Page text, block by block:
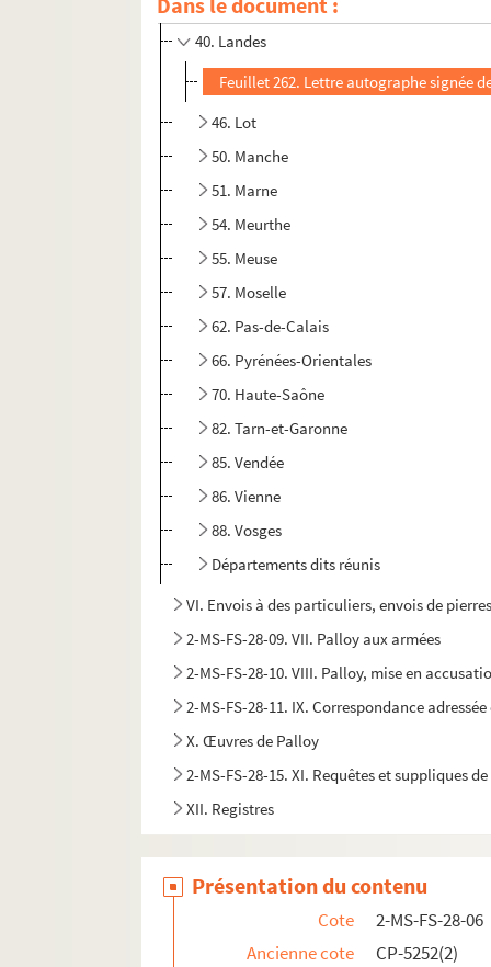
34. Hérault
40. Landes
Feuillet 262. Lettre autographe signée
46. Lot
50. Manche
51. Marne
54. Meurthe
55. Meuse
57. Moselle
62. Pas-de-Calais
66. Pyrénées-Orientales
70. Haute-Saône
82. Tarn-et-Garonne
85. Vendée
86. Vienne
88. Vosges
Départements dits réunis
VI. Envois à des particuliers, envois de
2-MS-FS-28-09. VII. Palloy aux armées
2-MS-FS-28-10. VIII. Palloy, mise en
2-MS-FS-28-11. IX. Correspondance
X. Œuvres de Palloy
2-MS-FS-28-15. XI. Requêtes et suppliques
XII. Registres
Présentation du contenu
Cote
2-MS-FS-28-06
Ancienne cote
CP-5252(2)